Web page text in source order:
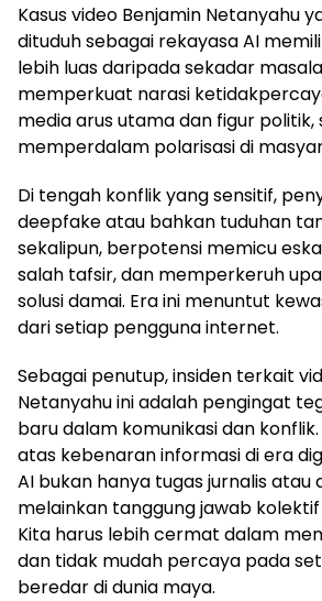
Kasus video Benjamin Netanyahu
dituduh sebagai rekayasa AI
lebih luas daripada sekadar
memperkuat narasi
media arus utama dan figur
memperdalam polarisasi di
Di tengah konflik yang sensitif,
deepfake atau bahkan tuduhan
sekalipun, berpotensi memicu
salah tafsir, dan memperkeruh
solusi damai. Era ini menuntut
dari setiap pengguna internet.
Sebagai penutup, insiden terkait
Netanyahu ini adalah pengingat
baru dalam komunikasi dan
atas kebenaran informasi di era
AI bukan hanya tugas jurnalis atau
melainkan tanggung jawab kolektif
Kita harus lebih cermat dalam
dan tidak mudah percaya pada
beredar di dunia maya.